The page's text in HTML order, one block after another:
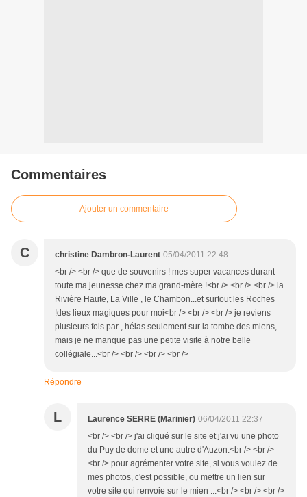
Commentaires
Ajouter un commentaire
C christine Dambron-Laurent 05/04/2011 22:48
<br /> <br /> que de souvenirs ! mes super vacances durant
toute ma jeunesse chez ma grand-mère !<br /> <br /> <br /> la
Rivière Haute, La Ville , le Chambon...et surtout les Roches
!des lieux magiques pour moi<br /> <br /> <br /> je reviens
plusieurs fois par , hélas seulement sur la tombe des miens,
mais je ne manque pas une petite visite à notre belle
collégiale...<br /> <br /> <br /> <br />
Répondre
L Laurence SERRE (Marinier) 06/04/2011 22:37
<br /> <br /> j'ai cliqué sur le site et j'ai vu une photo
du Puy de dome et une autre d'Auzon.<br /> <br />
<br /> pour agrémenter votre site, si vous voulez de
mes photos, c'est possible, ou mettre un lien sur
votre site qui renvoie sur le mien ...<br /> <br /> <br />